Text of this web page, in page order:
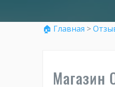
🏠 Главная >
Магазин